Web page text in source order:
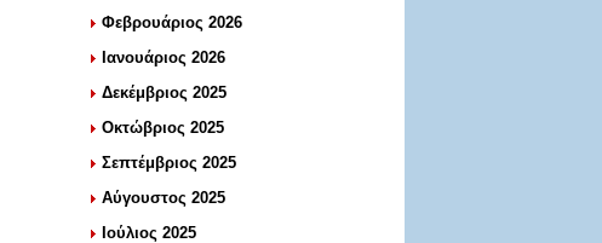
Φεβρουάριος 2026
Ιανουάριος 2026
Δεκέμβριος 2025
Οκτώβριος 2025
Σεπτέμβριος 2025
Αύγουστος 2025
Ιούλιος 2025